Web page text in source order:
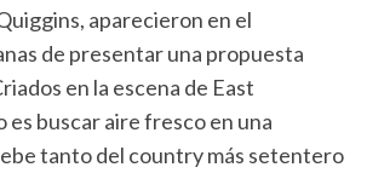
aparecieron en el
de presentar una propuesta
en la escena de East
es buscar aire fresco en una
tanto del country más setentero